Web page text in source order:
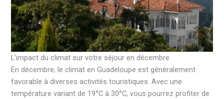
L’impact du climat sur votre séjour en décembre
En décembre, le climat en Guadeloupe est généralement
favorable à diverses activités touristiques. Avec une
température variant de 19°C à 30°C, vous pourrez profiter de